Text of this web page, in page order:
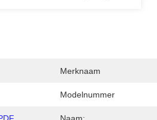
Merknaam
Modelnummer